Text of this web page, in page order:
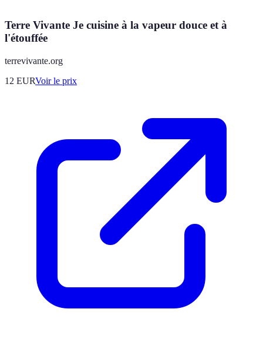
Terre Vivante Je cuisine à la vapeur douce et à
l'étouffée
terrevivante.org
12 EURVoir le prix